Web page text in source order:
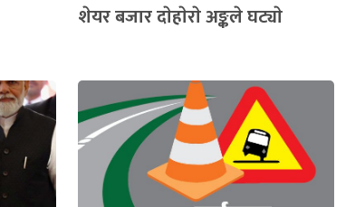
शेयर बजार दाेहाेराे अङ्कले घट्याे